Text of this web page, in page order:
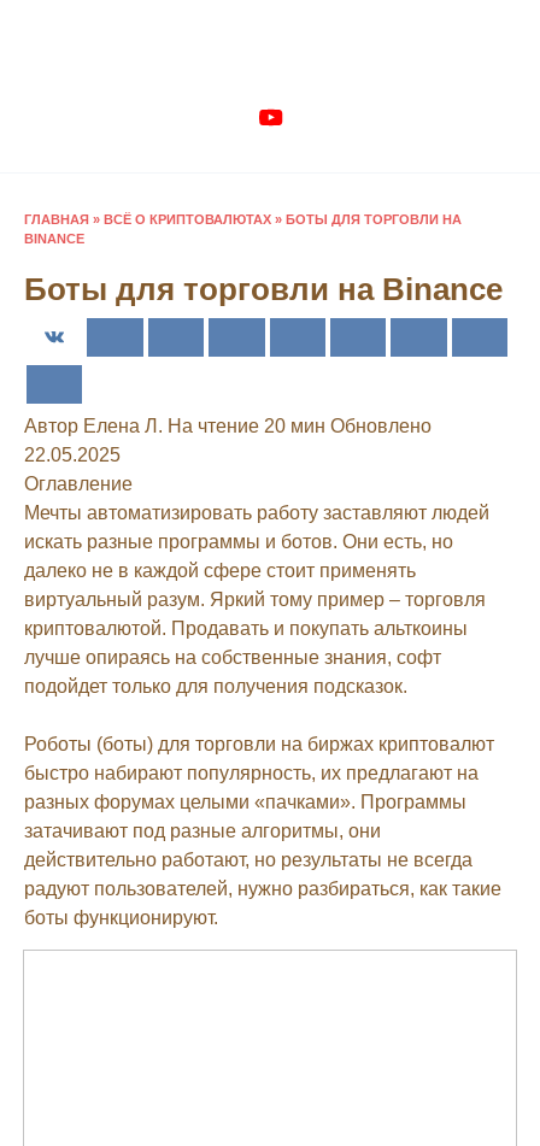
ГЛАВНАЯ » ВСЁ О КРИПТОВАЛЮТАХ » БОТЫ ДЛЯ ТОРГОВЛИ НА
BINANCE
Боты для торговли на Binance
Автор Елена Л. На чтение 20 мин Обновлено
22.05.2025
Оглавление
Мечты автоматизировать работу заставляют людей
искать разные программы и ботов. Они есть, но
далеко не в каждой сфере стоит применять
виртуальный разум. Яркий тому пример – торговля
криптовалютой. Продавать и покупать альткоины
лучше опираясь на собственные знания, софт
подойдет только для получения подсказок.
Роботы (боты) для торговли на биржах криптовалют
быстро набирают популярность, их предлагают на
разных форумах целыми «пачками». Программы
затачивают под разные алгоритмы, они
действительно работают, но результаты не всегда
радуют пользователей, нужно разбираться, как такие
боты функционируют.